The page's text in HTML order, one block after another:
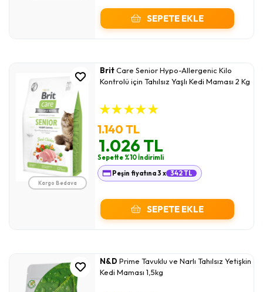
SEPETE EKLE
Kargo Bedava
BritCare Senior Hypo-Allergenic Kilo
Kontrolü için Tahılsız Yaşlı Kedi Maması 2 Kg
★★★★★
1.140 TL
1.026 TL
Sepette %10 İndirimli
Peşin fiyatına 3 x 342 TL
SEPETE EKLE
N&D Prime Tavuklu ve Narlı Tahılsız Yetişkin
Kedi Maması 1,5kg